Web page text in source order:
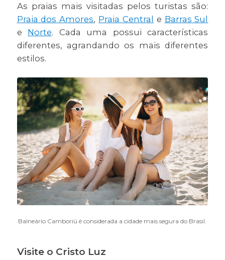
As praias mais visitadas pelos turistas são:
Praia dos Amores, Praia Central e Barras Sul
e Norte. Cada uma possui características
diferentes, agrandando os mais diferentes
estilos.
Balneário Camboriú é considerada a cidade mais segura do Brasil.
Visite o Cristo Luz